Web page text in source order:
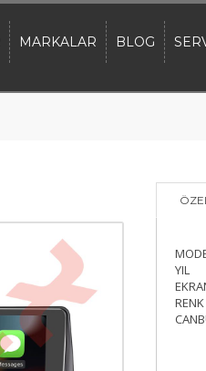
MARKALAR BLOG
YIL